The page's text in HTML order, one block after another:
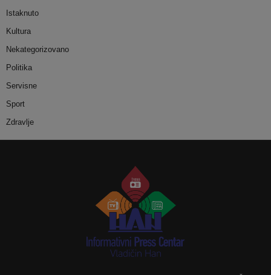
Istaknuto
Kultura
Nekategorizovano
Politika
Servisne
Sport
Zdravlje